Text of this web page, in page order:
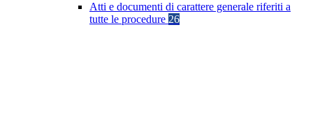
Atti e documenti di carattere generale riferiti a
tutte le procedure 26